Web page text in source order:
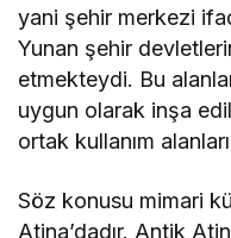
yani şehir merkezi
Yunan şehir
etmekteydi. Bu
uygun olarak inşa
ortak kullanım
Söz konusu mimari
Atina’dadır. Antik